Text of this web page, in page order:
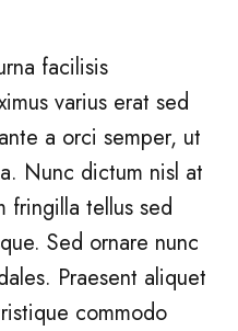
facilisis
varius erat sed
a orci semper, ut
Nunc dictum nisl at
fringilla tellus sed
Sed ornare nunc
Praesent aliquet
commodo